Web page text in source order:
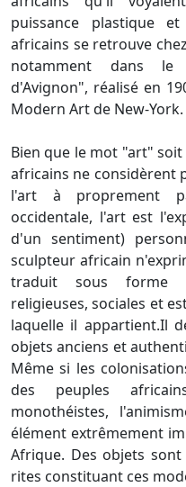
puissance plastique
africains se retrouve
notamment dans le
d'Avignon", réalisé en
Modern Art de New-York.
Bien que le mot "art"
africains ne considèrent
l'art à proprement
occidentale, l'art est
d'un sentiment)
sculpteur africain
traduit sous forme
religieuses, sociales et
laquelle il appartient.Il
objets anciens et
Même si les
des peuples
monothéistes,
élément extrêmement
Afrique. Des objets
rites constituant ces